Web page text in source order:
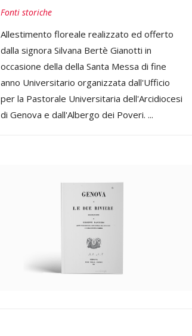
Fonti storiche
Allestimento floreale realizzato ed offerto
dalla signora Silvana Bertè Gianotti in
occasione della della Santa Messa di fine
anno Universitario organizzata dall'Ufficio
per la Pastorale Universitaria dell'Arcidiocesi
di Genova e dall'Albergo dei Poveri. ...